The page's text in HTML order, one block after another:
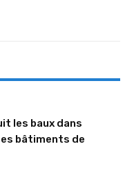
les baux dans
bâtiments de